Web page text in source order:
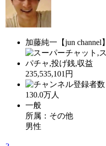
加藤純一【jun channel】
235,535,101円
130.0万人
一般
所属：その他
男性